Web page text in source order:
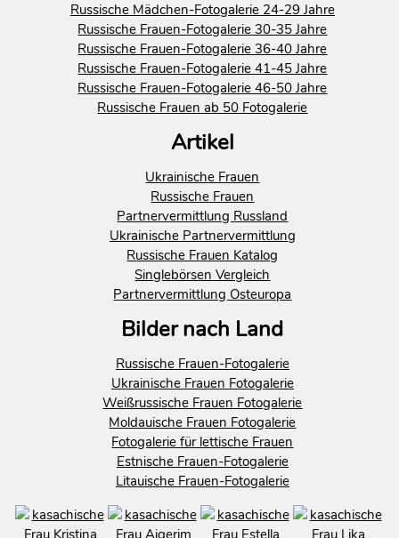
Russische Mädchen-Fotogalerie 24-29 Jahre
Russische Frauen-Fotogalerie 30-35 Jahre
Russische Frauen-Fotogalerie 36-40 Jahre
Russische Frauen-Fotogalerie 41-45 Jahre
Russische Frauen-Fotogalerie 46-50 Jahre
Russische Frauen ab 50 Fotogalerie
Artikel
Ukrainische Frauen
Russische Frauen
Partnervermittlung Russland
Ukrainische Partnervermittlung
Russische Frauen Katalog
Singlebörsen Vergleich
Partnervermittlung Osteuropa
Bilder nach Land
Russische Frauen-Fotogalerie
Ukrainische Frauen Fotogalerie
Weißrussische Frauen Fotogalerie
Moldauische Frauen Fotogalerie
Fotogalerie für lettische Frauen
Estnische Frauen-Fotogalerie
Litauische Frauen-Fotogalerie